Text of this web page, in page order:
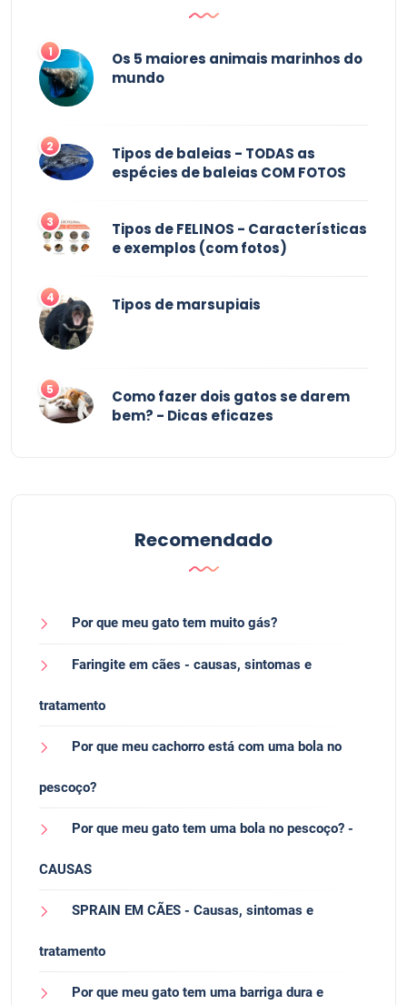
1
Os 5 maiores animais marinhos do
mundo
2
Tipos de baleias - TODAS as
espécies de baleias COM FOTOS
3
Tipos de FELINOS - Características
e exemplos (com fotos)
4 Tipos de marsupiais
5
Como fazer dois gatos se darem
bem? - Dicas eficazes
Recomendado
Por que meu gato tem muito gás?
Faringite em cães - causas, sintomas e
tratamento
Por que meu cachorro está com uma bola no
pescoço?
Por que meu gato tem uma bola no pescoço? -
CAUSAS
SPRAIN EM CÃES - Causas, sintomas e
tratamento
Por que meu gato tem uma barriga dura e